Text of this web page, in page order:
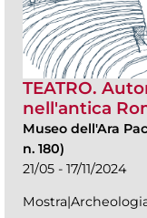
TEATRO.
nell'antica
Museo dell'Ara
n. 180)
21/05 - 17/11/2024